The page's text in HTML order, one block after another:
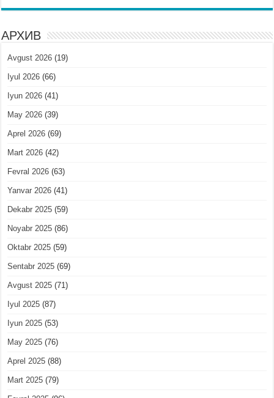
АРХИВ
Avgust 2026 (19)
Iyul 2026 (66)
Iyun 2026 (41)
May 2026 (39)
Aprel 2026 (69)
Mart 2026 (42)
Fevral 2026 (63)
Yanvar 2026 (41)
Dekabr 2025 (59)
Noyabr 2025 (86)
Oktabr 2025 (59)
Sentabr 2025 (69)
Avgust 2025 (71)
Iyul 2025 (87)
Iyun 2025 (53)
May 2025 (76)
Aprel 2025 (88)
Mart 2025 (79)